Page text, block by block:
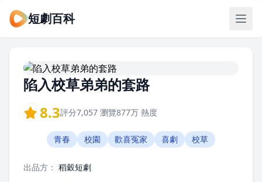
短劇百科
陷入校草弟弟的套路
8.3評分7,057 瀏覽877万 熱度
青春 校園 歡喜冤家 喜劇 校草
出品方： 稻穀短劇